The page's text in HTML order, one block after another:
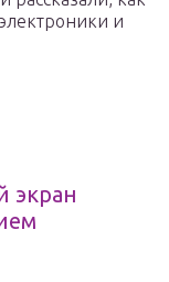
и
экран